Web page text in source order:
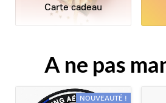
Carte cadeau
A ne pas
NOUVEAUTÉ !